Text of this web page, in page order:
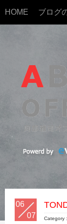
HOME ブログ
06
07
Category :